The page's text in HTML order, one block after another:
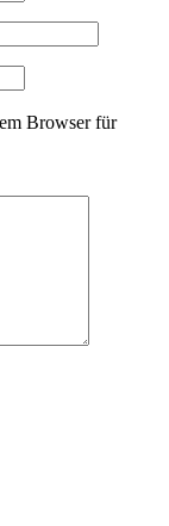
Browser für